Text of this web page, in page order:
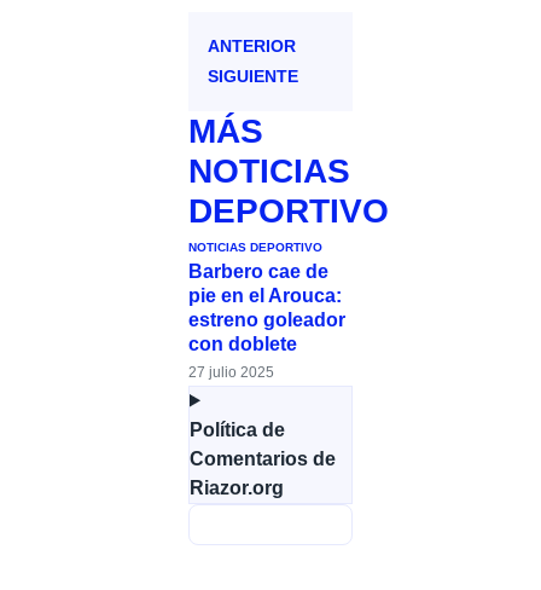
ANTERIOR
SIGUIENTE
MÁS
NOTICIAS
DEPORTIVO
NOTICIAS DEPORTIVO
Barbero cae de
pie en el Arouca:
estreno goleador
con doblete
27 julio 2025
Política de
Comentarios de
Riazor.org